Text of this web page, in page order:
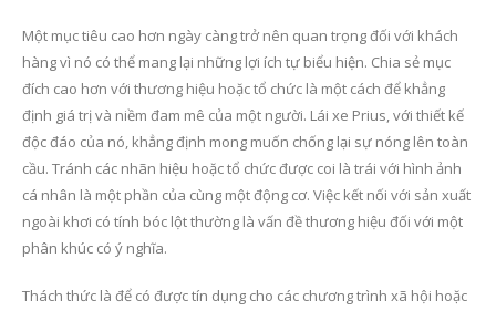
Một mục tiêu cao hơn ngày càng trở nên quan trọng đối với khách
hàng vì nó có thể mang lại những lợi ích tự biểu hiện. Chia sẻ mục
đích cao hơn với thương hiệu hoặc tổ chức là một cách để khẳng
định giá trị và niềm đam mê của một người. Lái xe Prius, với thiết kế
độc đáo của nó, khẳng định mong muốn chống lại sự nóng lên toàn
cầu. Tránh các nhãn hiệu hoặc tổ chức được coi là trái với hình ảnh
cá nhân là một phần của cùng một động cơ. Việc kết nối với sản xuất
ngoài khơi có tính bóc lột thường là vấn đề thương hiệu đối với một
phân khúc có ý nghĩa.
Thách thức là để có được tín dụng cho các chương trình xã hội hoặc